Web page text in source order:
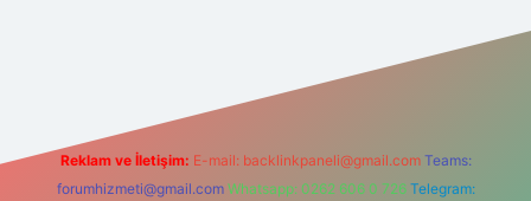
Reklam ve İletişim: E-mail: backlinkpaneli@gmail.com Teams:
forumhizmeti@gmail.com Whatsapp: 0262 606 0 726 Telegram: